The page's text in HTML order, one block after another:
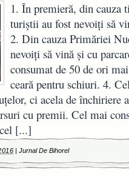
1. În premieră, din cauza
turiştii au fost nevoiţi să
2. Din cauza Primăriei
nevoiţi să vină şi cu
consumat de 50 de ori
ceară pentru schiuri. 4.
ci acela de închiriere
cu premii. Cel mai
[...]
|Jurnal De Bihorel